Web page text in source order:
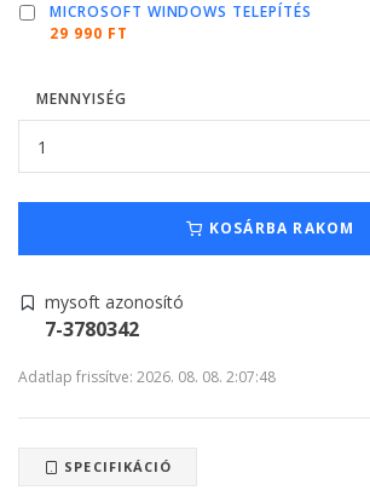
MICROSOFT WINDOWS TELEPÍTÉS
29 990 FT
MENNYISÉG
KOSÁRBA RAKOM
mysoft azonosító
7-3780342
Adatlap frissítve: 2026. 08. 08. 2:07:48
SPECIFIKÁCIÓ